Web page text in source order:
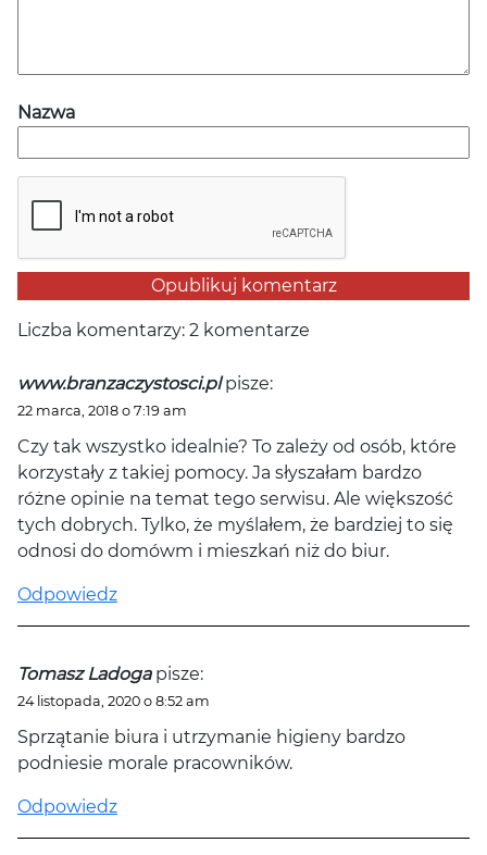
Nazwa
Liczba komentarzy: 2 komentarze
www.branzaczystosci.pl pisze:
22 marca, 2018 o 7:19 am
Czy tak wszystko idealnie? To zależy od osób, które
korzystały z takiej pomocy. Ja słyszałam bardzo
różne opinie na temat tego serwisu. Ale większość
tych dobrych. Tylko, że myślałem, że bardziej to się
odnosi do domówm i mieszkań niż do biur.
Odpowiedz
Tomasz Ladoga pisze:
24 listopada, 2020 o 8:52 am
Sprzątanie biura i utrzymanie higieny bardzo
podniesie morale pracowników.
Odpowiedz